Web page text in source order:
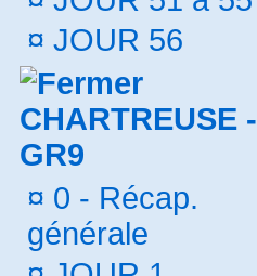
¤ JOUR 56
CHARTREUSE -
GR9
¤ 0 - Récap.
générale